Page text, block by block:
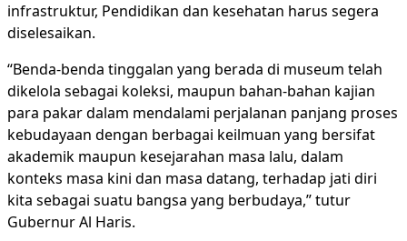
infrastruktur, Pendidikan dan kesehatan harus segera
diselesaikan.
“Benda-benda tinggalan yang berada di museum telah
dikelola sebagai koleksi, maupun bahan-bahan kajian
para pakar dalam mendalami perjalanan panjang proses
kebudayaan dengan berbagai keilmuan yang bersifat
akademik maupun kesejarahan masa lalu, dalam
konteks masa kini dan masa datang, terhadap jati diri
kita sebagai suatu bangsa yang berbudaya,” tutur
Gubernur Al Haris.